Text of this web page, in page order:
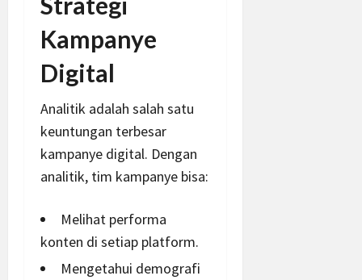
Kampanye
Digital
Analitik adalah salah satu
keuntungan terbesar
kampanye digital. Dengan
analitik, tim kampanye bisa:
Melihat performa
konten di setiap platform.
Mengetahui demografi